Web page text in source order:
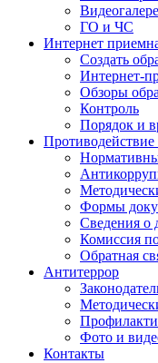
ГО и ЧС
Интернет
Создать
Интернет-
Обзоры
Контроль
Порядок и
Формы
Сведения о
Комиссия
Обратная
Антитеррор
Фото и
Контакты